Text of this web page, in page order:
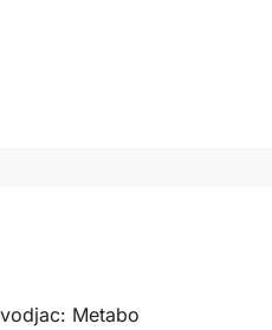
Metabo